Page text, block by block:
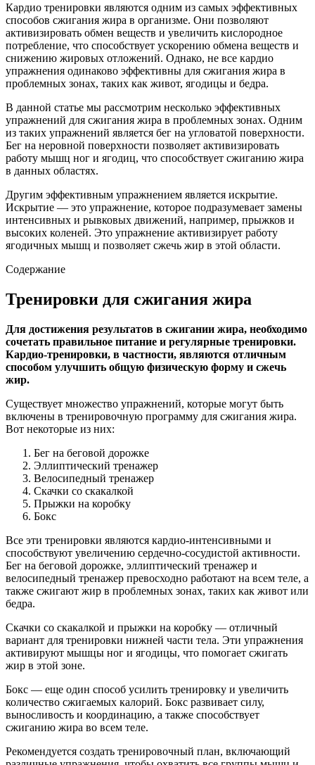
Кардио тренировки являются одним из самых эффективных
способов сжигания жира в организме. Они позволяют
активизировать обмен веществ и увеличить кислородное
потребление, что способствует ускорению обмена веществ и
снижению жировых отложений. Однако, не все кардио
упражнения одинаково эффективны для сжигания жира в
проблемных зонах, таких как живот, ягодицы и бедра.
В данной статье мы рассмотрим несколько эффективных
упражнений для сжигания жира в проблемных зонах. Одним
из таких упражнений является бег на угловатой поверхности.
Бег на неровной поверхности позволяет активизировать
работу мышц ног и ягодиц, что способствует сжиганию жира
в данных областях.
Другим эффективным упражнением является искрытие.
Искрытие — это упражнение, которое подразумевает замены
интенсивных и рывковых движений, например, прыжков и
высоких коленей. Это упражнение активизирует работу
ягодичных мышц и позволяет сжечь жир в этой области.
Содержание
Тренировки для сжигания жира
Для достижения результатов в сжигании жира, необходимо
сочетать правильное питание и регулярные тренировки.
Кардио-тренировки, в частности, являются отличным
способом улучшить общую физическую форму и сжечь
жир.
Существует множество упражнений, которые могут быть
включены в тренировочную программу для сжигания жира.
Вот некоторые из них:
Бег на беговой дорожке
Эллиптический тренажер
Велосипедный тренажер
Скачки со скакалкой
Прыжки на коробку
Бокс
Все эти тренировки являются кардио-интенсивными и
способствуют увеличению сердечно-сосудистой активности.
Бег на беговой дорожке, эллиптический тренажер и
велосипедный тренажер превосходно работают на всем теле, а
также сжигают жир в проблемных зонах, таких как живот или
бедра.
Скачки со скакалкой и прыжки на коробку — отличный
вариант для тренировки нижней части тела. Эти упражнения
активируют мышцы ног и ягодицы, что помогает сжигать
жир в этой зоне.
Бокс — еще один способ усилить тренировку и увеличить
количество сжигаемых калорий. Бокс развивает силу,
выносливость и координацию, а также способствует
сжиганию жира во всем теле.
Рекомендуется создать тренировочный план, включающий